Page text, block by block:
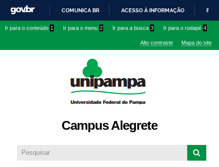
conteúdo
IR
O
COMUNICA BR ACESSO À INFORMAÇÃO
Ir para o conteúdo 1 Ir para o menu 2 Ir para a busca 3 Ir para o rodapé 4
Alto contraste Mapa do site
Campus Alegrete